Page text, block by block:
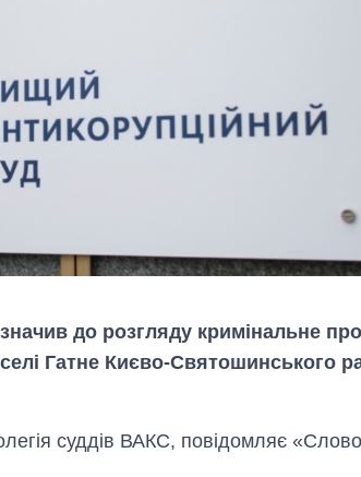
до розгляду кримінальне
Гатне Києво-Святошинського
суддів ВАКС, повідомляє «Слово